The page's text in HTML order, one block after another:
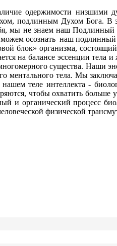
одержимости низшими
подлинным Духом Бога.
мы не знаем наш Подлинный
можем осознать наш
блок» организма,
на балансе эссенции
существа. Наши
ментального тела. Мы
теле интеллекта -
чтобы охватить больше
и органический процесс
физической